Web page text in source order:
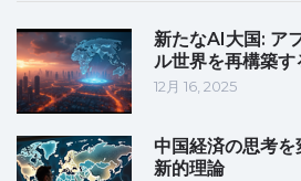
新たなAI大国: ア
ル世界を再構築す
12月 16, 2025
中国経済の思考
新的理論